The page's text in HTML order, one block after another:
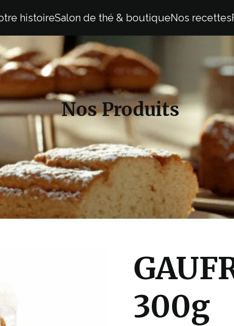
histoireSalon de thé & boutiqueNos recettes
Nos Produits
300g